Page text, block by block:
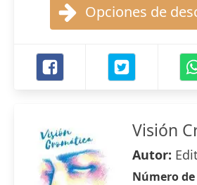
Opciones de
Visión
Autor:
Número